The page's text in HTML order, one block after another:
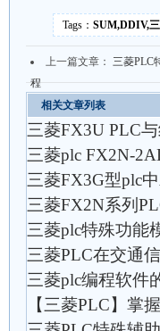
Tags： SUM,DDIV,
上一篇文章： 三菱PLC
程
相关文章列表
三菱FX3U PLC
三菱plc FX2N-
三菱FX3G型plc
三菱FX2N系列
三菱plc特殊功能
三菱PLC在交通
三菱plc编程软件
【三菱PLC】掌